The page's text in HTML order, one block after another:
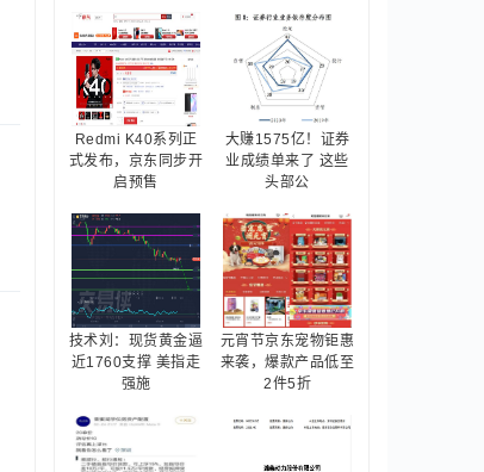
Redmi K40系列正
式发布，京东同步开
启预售
大赚1575亿！证券
业成绩单来了 这些
头部公
技术刘：现货黄金逼
近1760支撑 美指走
强施
元宵节京东宠物钜惠
来袭，爆款产品低至
2件5折